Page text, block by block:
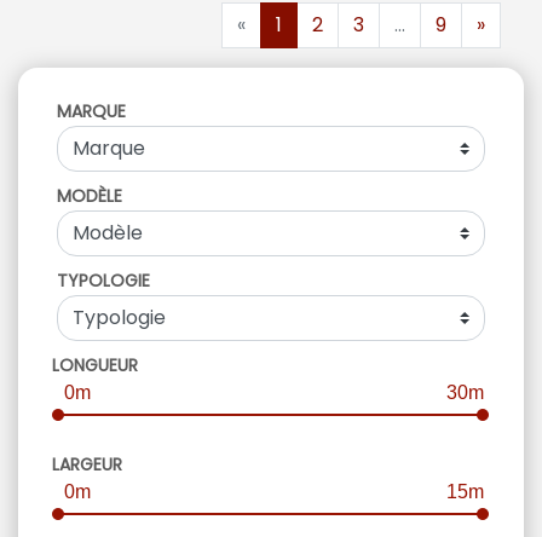
« 1 2 3 ... 9 »
MARQUE
MODÈLE
TYPOLOGIE
LONGUEUR
0m 30m
LARGEUR
0m 15m